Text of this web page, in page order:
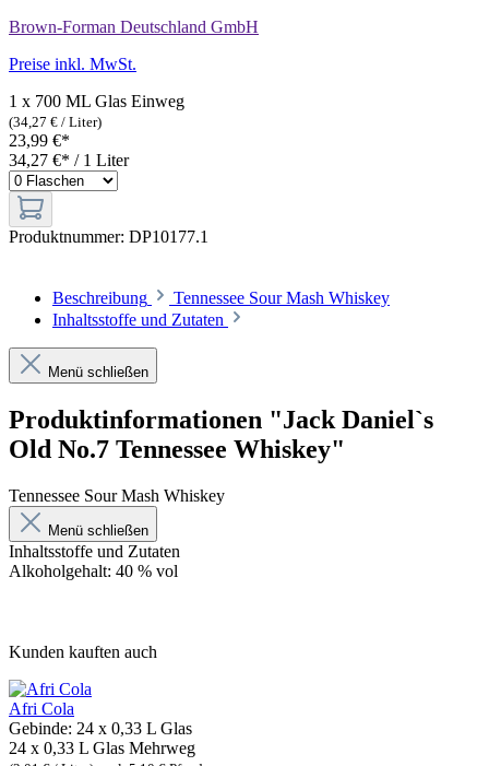
Brown-Forman Deutschland GmbH
Preise inkl. MwSt.
1 x 700 ML Glas Einweg
(34,27 € / Liter)
23,99 €*
34,27 €* / 1 Liter
Produktnummer: DP10177.1
Beschreibung
Tennessee Sour Mash Whiskey
Inhaltsstoffe und Zutaten
Menü schließen
Produktinformationen "Jack Daniel`s
Old No.7 Tennessee Whiskey"
Tennessee Sour Mash Whiskey
Menü schließen
Inhaltsstoffe und Zutaten
Alkoholgehalt: 40 % vol
Kunden kauften auch
Afri Cola
Gebinde: 24 x 0,33 L Glas
24 x 0,33 L Glas Mehrweg